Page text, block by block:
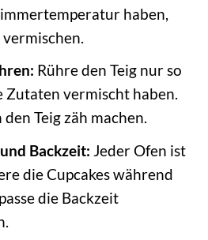
haben,
Rühre den Teig nur so
Zutaten vermischt haben.
Teig zäh machen.
Backzeit: Jeder Ofen ist
die Cupcakes während
die Backzeit